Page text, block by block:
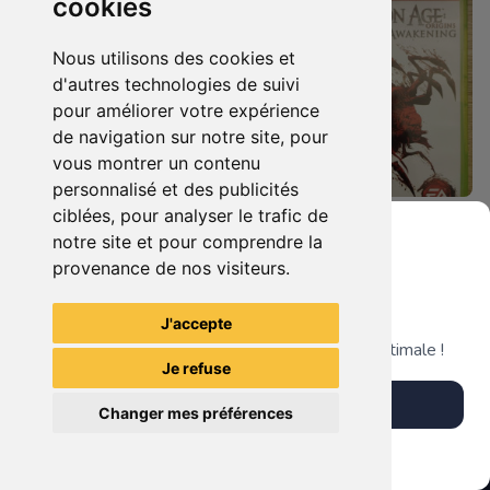
cookies
Nous utilisons des cookies et
d'autres technologies de suivi
pour améliorer votre expérience
de navigation sur notre site, pour
vous montrer un contenu
personnalisé et des publicités
ciblées, pour analyser le trafic de
notre site et pour comprendre la
provenance de nos visiteurs.
J'accepte
Je refuse
Changer mes préférences
8.90 € 0
Dragon Age Origins Xbox 360
14.90 €
TheGamingR83
Grenier du Geek
Télécharge notre app pour une expérience optimale !
Télécharger l'app